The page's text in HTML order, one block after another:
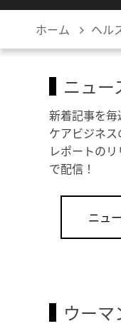
ホーム ヘル
ニュー
新着記事を
ケアビジネ
レポートの
で配信！
ニュ
ウーマ